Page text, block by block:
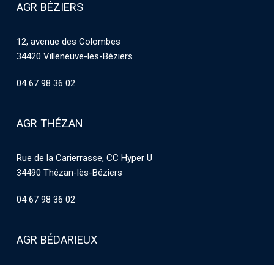
AGR BÉZIERS
12, avenue des Colombes
34420 Villeneuve-les-Béziers
04 67 98 36 02
AGR THÉZAN
Rue de la Carierrasse, CC Hyper U
34490 Thézan-lès-Béziers
04 67 98 36 02
AGR BÉDARIEUX